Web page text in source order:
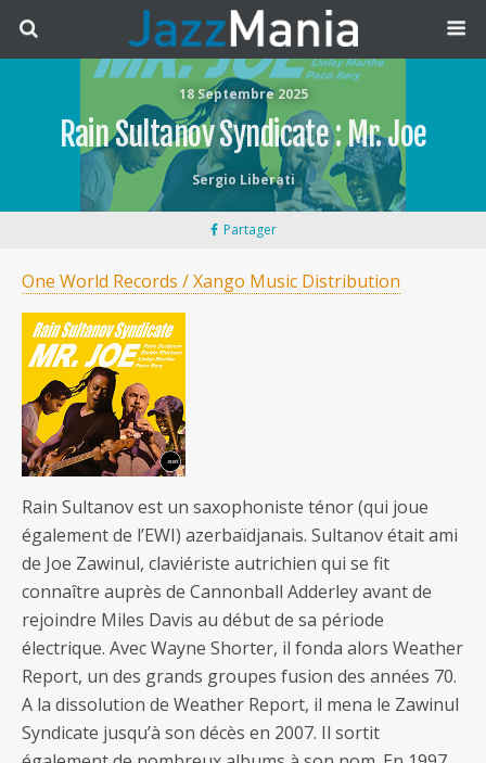
18 Septembre 2025
Rain Sultanov Syndicate : Mr. Joe
Sergio Liberati
Partager
One World Records / Xango Music Distribution
Rain Sultanov est un saxophoniste ténor (qui joue
également de l’EWI) azerbaïdjanais. Sultanov était ami
de Joe Zawinul, claviériste autrichien qui se fit
connaître auprès de Cannonball Adderley avant de
rejoindre Miles Davis au début de sa période
électrique. Avec Wayne Shorter, il fonda alors Weather
Report, un des grands groupes fusion des années 70.
A la dissolution de Weather Report, il mena le Zawinul
Syndicate jusqu’à son décès en 2007. Il sortit